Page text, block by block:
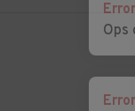
Error
Ops
Error